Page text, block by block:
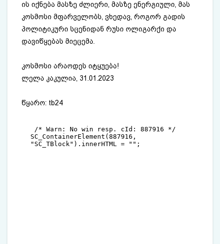
ის იქნება მასზე ძლიერი, მასზე ენერგიული, მას
კოსმოსი მფარველობს, ვხედავ, როგორ გადის
პოლიტიკური სცენიდან რუსი ოლიგარქი და
დავიწყებას მიეცემა.
კოსმოსი არაოდეს იტყუება!
ლელა კაკულია, 31.01.2023
წყარო: tb24